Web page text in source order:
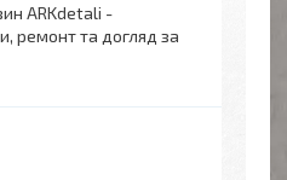
ARKdetali -
ремонт та догляд за